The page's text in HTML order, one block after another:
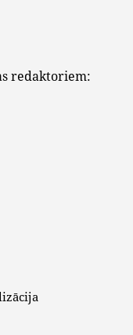
redaktoriem: